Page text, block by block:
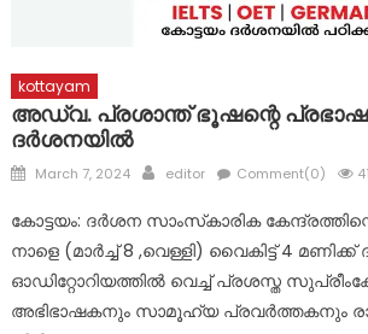
kottayam
അഡ്വ. പ്രശാന്ത് ഭൂഷന്റെ
ദർശനയിൽ
Posted
March 7, 2024 Author
editor Comment(0)
കോട്ടയം: ദർശന സാംസ്‌കാരിക
നാളെ (മാർച്ച് 8 ,വെള്ളി) വൈകിട്ട് 4
ഓഡിറ്റോറിയത്തിൽ വെച്ച് പ്രശസ്ത
അഭിഭാഷകനും സാമൂഹ്യ പ്രവർത്തകനും